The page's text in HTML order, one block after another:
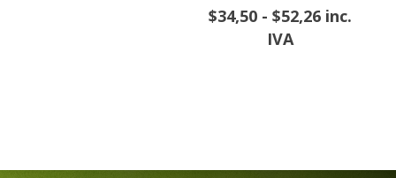
$34,50 - $52,26Rango
inc.
IVA